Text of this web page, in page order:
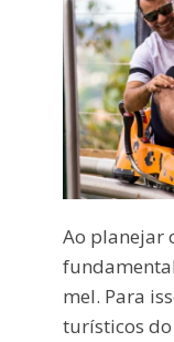
Ao planejar
mel. Para
turísticos